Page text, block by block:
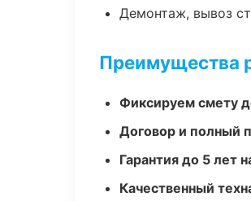
Демонтаж, вывоз
Преимущества
Фиксируем смету
Договор и полный
Гарантия до 5 лет
Качественный